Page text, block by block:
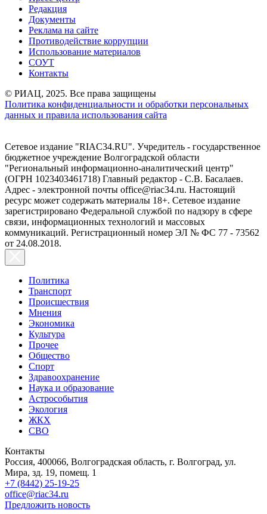
Редакция
Документы
Реклама на сайте
Противодействие коррупции
Использование материалов
СОУТ
Контакты
© РИАЦ, 2025. Все права защищены
Политика конфиденциальности и обработки персональных
данных и правила использования сайта
Сетевое издание "RIAC34.RU". Учредитель - государственное
бюджетное учреждение Волгоградской области
"Региональный информационно-аналитический центр"
(ОГРН 1023403461718) Главный редактор - С.В. Басалаев.
Адрес - электронной почты office@riac34.ru. Настоящий
ресурс может содержать материалы 18+. Сетевое издание
зарегистрировано Федеральной службой по надзору в сфере
связи, информационных технологий и массовых
коммуникаций. Регистрационный номер ЭЛ № ФС 77 - 73562
от 24.08.2018.
Политика
Транспорт
Происшествия
Мнения
Экономика
Культура
Прочее
Общество
Спорт
Здравоохранение
Наука и образование
Астрособытия
Экология
ЖКХ
СВО
Контакты
Россия, 400066, Волгоградская область, г. Волгоград, ул.
Мира, зд. 19, помещ. 1
+7 (8442) 25-19-25
office@riac34.ru
Предложить новость